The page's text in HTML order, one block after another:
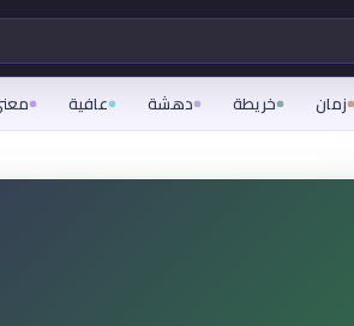
زمان خريطة دهشة عافية